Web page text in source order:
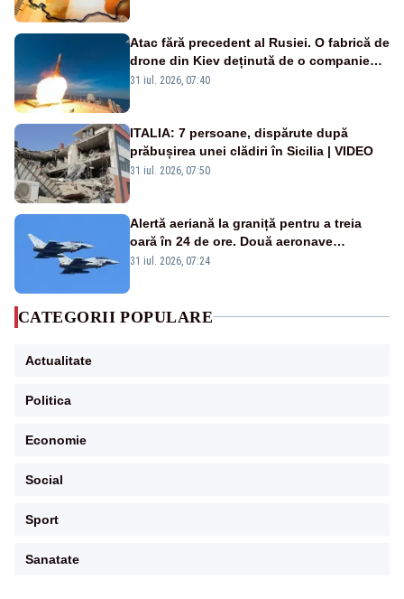
Atac fără precedent al Rusiei. O fabrică de
drone din Kiev deținută de o companie
americană, distrusă de o rachetă
31 iul. 2026, 07:40
ITALIA: 7 persoane, dispărute după
prăbușirea unei clădiri în Sicilia | VIDEO
31 iul. 2026, 07:50
Alertă aeriană la graniță pentru a treia
oară în 24 de ore. Două aeronave
Eurofighter britanice au fost ridicate de la
31 iul. 2026, 07:24
CATEGORII POPULARE
Actualitate
Politica
Economie
Social
Sport
Sanatate